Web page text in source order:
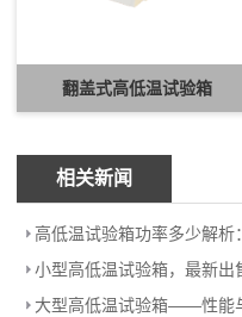
翻盖式高低温试验箱
相关新闻